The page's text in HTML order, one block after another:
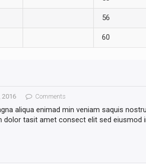
56
60
2016 Comments
aliqua enimad min veniam saquis
tasit amet consect elit sed eiusmod